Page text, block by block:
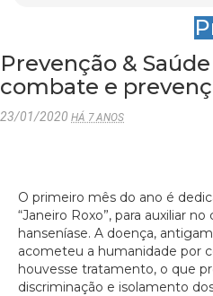
Prevenção &
combate e
23/01/2020 HÁ 7 ANOS
O primeiro mês do ano é
“Janeiro Roxo”, para auxiliar
hanseníase. A doença,
acometeu a humanidade por
houvesse tratamento, o que
discriminação e isolamento